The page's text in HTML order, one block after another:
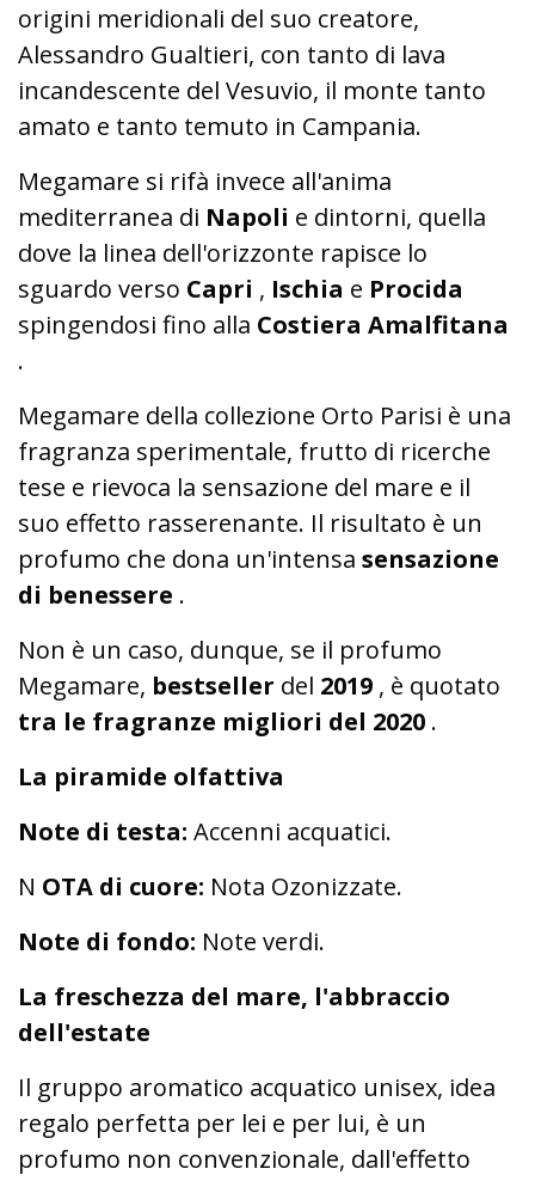
origini meridionali del suo creatore,
Alessandro Gualtieri, con tanto di lava
incandescente del Vesuvio, il monte tanto
amato e tanto temuto in Campania.
Megamare si rifà invece all'anima
mediterranea di Napoli e dintorni, quella
dove la linea dell'orizzonte rapisce lo
sguardo verso Capri , Ischia e Procida
spingendosi fino alla Costiera Amalfitana
.
Megamare della collezione Orto Parisi è una
fragranza sperimentale, frutto di ricerche
tese e rievoca la sensazione del mare e il
suo effetto rasserenante. Il risultato è un
profumo che dona un'intensa sensazione
di benessere .
Non è un caso, dunque, se il profumo
Megamare, bestseller del 2019 , è quotato
tra le fragranze migliori del 2020 .
La piramide olfattiva
Note di testa: Accenni acquatici.
N OTA di cuore: Nota Ozonizzate.
Note di fondo: Note verdi.
La freschezza del mare, l'abbraccio
dell'estate
Il gruppo aromatico acquatico unisex, idea
regalo perfetta per lei e per lui, è un
profumo non convenzionale, dall'effetto